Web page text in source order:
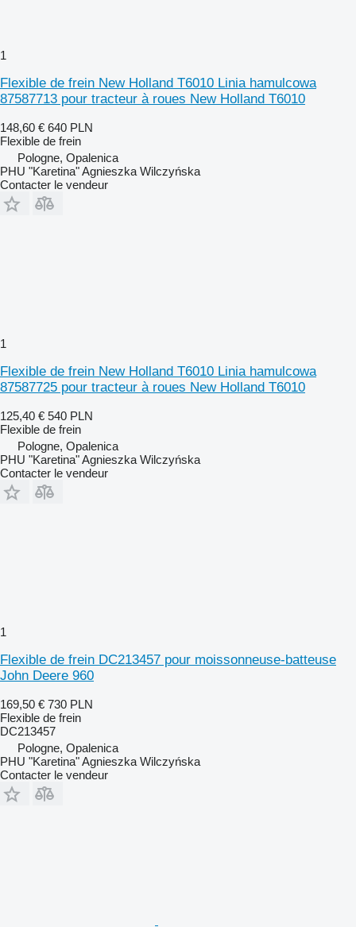
1
Flexible de frein New Holland T6010 Linia hamulcowa
87587713 pour tracteur à roues New Holland T6010
148,60 € 640 PLN
Flexible de frein
Pologne, Opalenica
PHU "Karetina" Agnieszka Wilczyńska
Contacter le vendeur
1
Flexible de frein New Holland T6010 Linia hamulcowa
87587725 pour tracteur à roues New Holland T6010
125,40 € 540 PLN
Flexible de frein
Pologne, Opalenica
PHU "Karetina" Agnieszka Wilczyńska
Contacter le vendeur
1
Flexible de frein DC213457 pour moissonneuse-batteuse
John Deere 960
169,50 € 730 PLN
Flexible de frein
DC213457
Pologne, Opalenica
PHU "Karetina" Agnieszka Wilczyńska
Contacter le vendeur